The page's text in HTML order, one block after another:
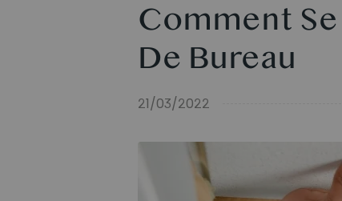
Comment
De Bureau
21/03/2022